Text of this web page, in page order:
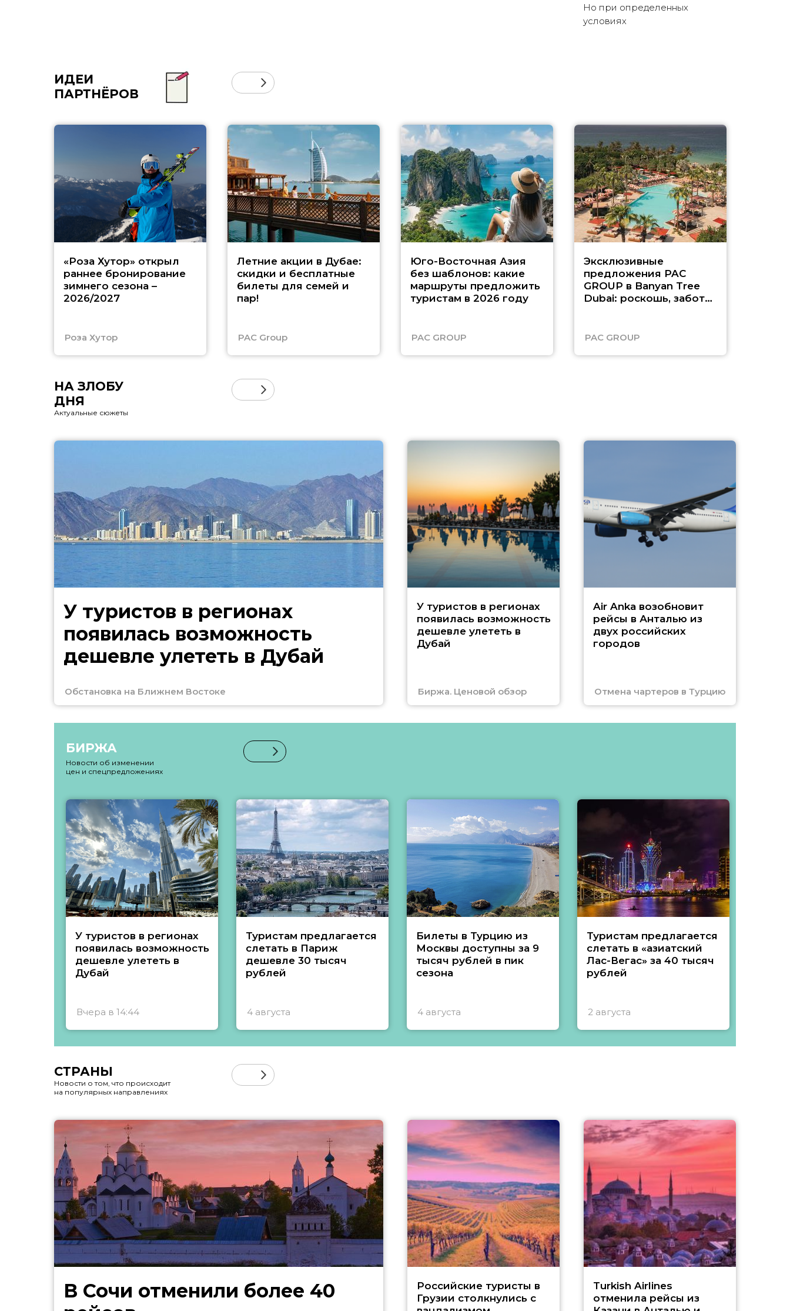
Но при определенных
условиях
ИДЕИ
ПАРТНЁРОВ
«Роза Хутор» открыл
раннее бронирование
зимнего сезона –
2026/2027
Роза Хутор
Летние акции в Дубае:
скидки и бесплатные
билеты для семей и
пар!
PAC Group
Юго-Восточная Азия
без шаблонов: какие
маршруты предложить
туристам в 2026 году
PAC GROUP
Эксклюзивные
предложения PAC
GROUP в Banyan Tree
Dubai: роскошь, забота
PAC GROUP
НА ЗЛОБУ
ДНЯ
Актуальные сюжеты
У туристов в регионах
появилась возможность
дешевле улететь в Дубай
Обстановка на Ближнем Востоке
У туристов в регионах
появилась возможность
дешевле улететь в
Дубай
Биржа. Ценовой обзор
Air Anka возобновит
рейсы в Анталью из
двух российских
городов
Отмена чартеров в Турцию
БИРЖА
Новости об изменении
цен и спецпредложениях
У туристов в регионах
появилась возможность
дешевле улететь в
Дубай
Вчера в 14:44
Туристам предлагается
слетать в Париж
дешевле 30 тысяч
рублей
4 августа
Билеты в Турцию из
Москвы доступны за 9
тысяч рублей в пик
сезона
4 августа
Туристам предлагается
слетать в «азиатский
Лас-Вегас» за 40 тысяч
рублей
2 августа
СТРАНЫ
Новости о том, что происходит
на популярных направлениях
В Сочи отменили более 40
Российские туристы в
Грузии столкнулись с
Turkish Airlines
отменила рейсы из